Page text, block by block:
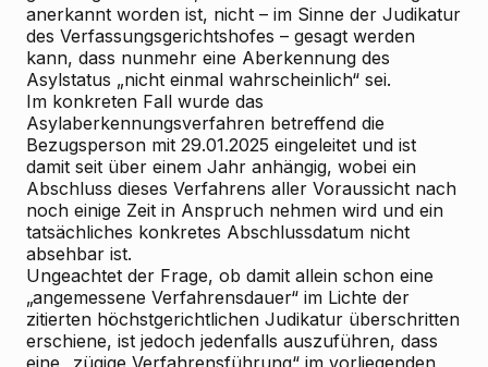
anerkannt worden ist, nicht – im Sinne der Judikatur
des Verfassungsgerichtshofes – gesagt werden
kann, dass nunmehr eine Aberkennung des
Asylstatus „nicht einmal wahrscheinlich“ sei.
Im konkreten Fall wurde das
Asylaberkennungsverfahren betreffend die
Bezugsperson mit 29.01.2025 eingeleitet und ist
damit seit über einem Jahr anhängig, wobei ein
Abschluss dieses Verfahrens aller Voraussicht nach
noch einige Zeit in Anspruch nehmen wird und ein
tatsächliches konkretes Abschlussdatum nicht
absehbar ist.
Ungeachtet der Frage, ob damit allein schon eine
„angemessene Verfahrensdauer“ im Lichte der
zitierten höchstgerichtlichen Judikatur überschritten
erschiene, ist jedoch jedenfalls auszuführen, dass
eine „zügige Verfahrensführung“ im vorliegenden